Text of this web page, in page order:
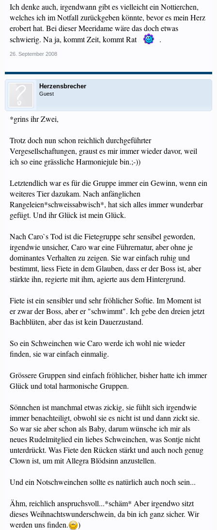
Ich denke auch, irgendwann gibt es vielleicht ein Nottierchen,
welches ich im Notfall zurückgeben könnte, bevor es mein Herz
erobert hat. Bei dieser Meeridame wäre das doch etwas
schwierig. Na ja, kommt Zeit, kommt Rat
.
26. September 2008
Herzensbrecher
Guest
*grins ihr Zwei,
Trotz doch nun schon reichlich durchgeführter
Vergesellschaftungen, graust es mir immer wieder davor, weil
ich so eine grässliche Harmoniejule bin.;-))
Letztendlich war es für die Gruppe immer ein Gewinn, wenn ein
weiteres Tier dazukam. Nach anfänglichen
Rangeleien*schweissabwisch*, hat sich alles immer wunderbar
gefügt. Und ihr Glück ist mein Glück.
Nach Caro`s Tod ist die Fietegruppe sehr sensibel geworden,
irgendwie unsicher, Caro war eine Führernatur, aber ohne je
dominantes Verhalten zu zeigen. Sie war einfach ruhig und
bestimmt, liess Fiete in dem Glauben, dass er der Boss ist, aber
stärkte ihn, regierte mit ihm, agierte aus dem Hintergrund.
Fiete ist ein sensibler und sehr fröhlicher Softie. Im Moment ist
er zwar der Boss, aber er "schwimmt". Ich gebe den dreien jetzt
Bachblüten, aber das ist kein Dauerzustand.
So ein Schweinchen wie Caro werde ich wohl nie wieder
finden, sie war einfach einmalig.
Grössere Gruppen sind einfach fröhlicher, bisher hatte ich immer
Glück und total harmonische Gruppen.
Sönnchen ist manchmal etwas zickig, sie fühlt sich irgendwie
immer benachteiligt, obwohl sie es nicht ist und dann zickt sie.
So war sie aber schon als Baby, darum wünsche ich mir als
neues Rudelmitglied ein liebes Schweinchen, was Sontje nicht
unterdrückt. Was Fiete den Rücken stärkt und auch noch genug
Clown ist, um mit Allegra Blödsinn anzustellen.
Und ein Notschweinchen sollte es natürlich auch noch sein...
Ähm, reichlich anspruchsvoll...*schäm* Aber irgendwo sitzt
dieses Weihnachtswunderschwein, da bin ich ganz sicher. Wir
werden uns finden.
)